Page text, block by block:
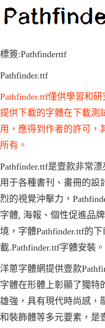
標簽:Pathfinderttf
Pathfinder.ttf
Pathfinder.ttf僅供學習和
提供下載的字體在下載測
用，應得到作者的許可，
所有。
Pathfinder.ttf是壹款非常
用于各種書刊、畫冊的設
烈的視覺沖擊力，
字體, 海報、個性促進品
境，字體Pathfinder.ttf的
載.Pathfinder.ttf字體安裝。
洋蔥字體網提供壹款
字體在形體上彰顯了獨特
雄強，具有現代時尚感，
和裝飾體等多元要素，是